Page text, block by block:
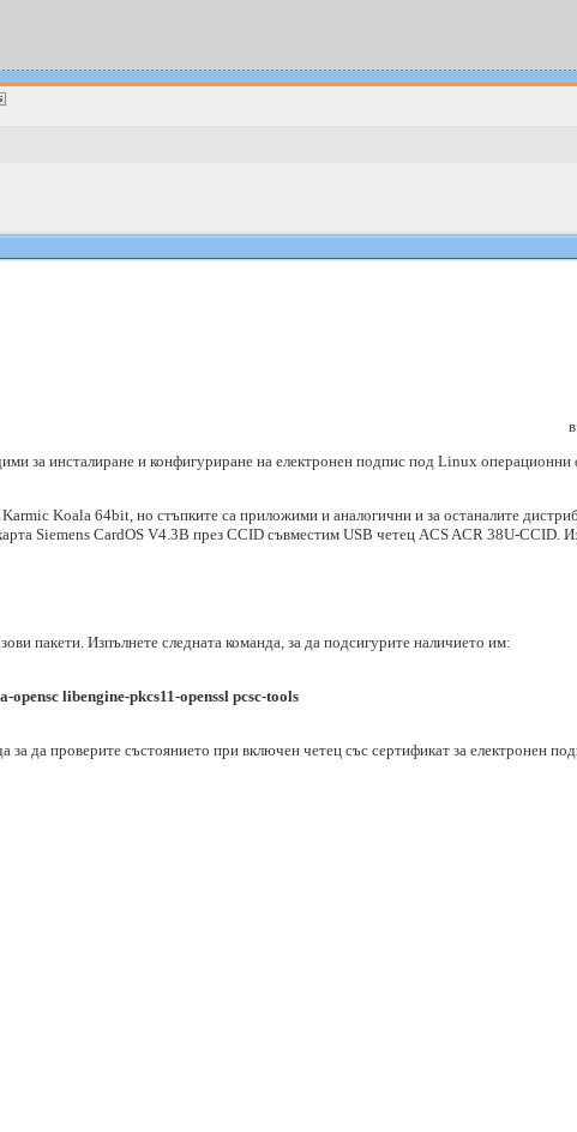
за инсталиране и конфигуриране на електронен подпис под Linux операционни
Koala 64bit, но стъпките са приложими и аналогични и за останалите
Siemens CardOS V4.3B през CCID съвместим USB четец ACS ACR 38U-CCID.
пакети. Изпълнете следната команда, за да подсигурите наличието им:
libengine-pkcs11-openssl pcsc-tools
да проверите състоянието при включен четец със сертификат за електронен